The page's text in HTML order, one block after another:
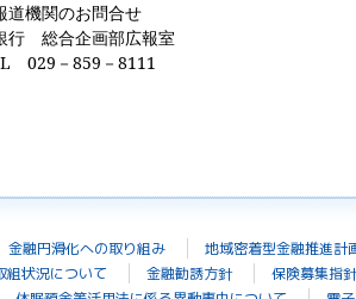
道機関のお問合せ
行 総合企画部広報室
029 － 859 － 8111
金融円滑化への取り組み 地域密着型金融推進計
組状況について 金融勧誘方針 保険募集指針